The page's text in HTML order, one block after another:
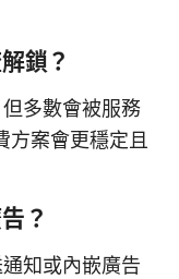
鎖？
多數會被服務
方案會更穩定且
？
知或內嵌廣告